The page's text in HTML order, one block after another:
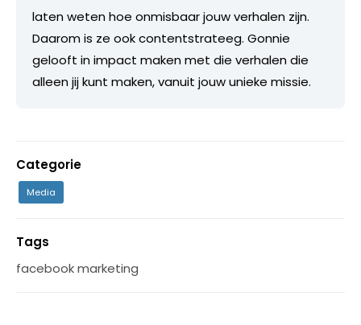
laten weten hoe onmisbaar jouw verhalen zijn.
Daarom is ze ook contentstrateeg. Gonnie
gelooft in impact maken met die verhalen die
alleen jij kunt maken, vanuit jouw unieke missie.
Categorie
Media
Tags
facebook marketing